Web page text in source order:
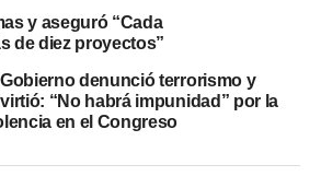
de la planta Mega, llevada
de Moyano y el secretario
, resultó en la votación de un
indeterminado, que paraliza por
dentro del establecimiento hasta que
demandas planteadas.
y aseguró “Cada
de diez proyectos”
Gobierno denunció terrorismo y
“No habrá impunidad” por la
en el Congreso